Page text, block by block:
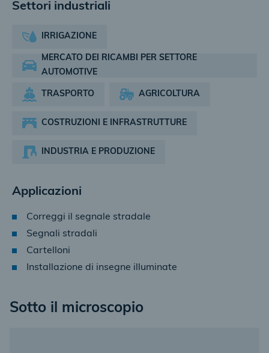
Settori industriali
IRRIGAZIONE
MERCATO DEI RICAMBI PER SETTORE
AUTOMOTIVE
TRASPORTO AGRICOLTURA
COSTRUZIONI E INFRASTRUTTURE
INDUSTRIA E PRODUZIONE
Applicazioni
Correggi il segnale stradale
Segnali stradali
Cartelloni
Installazione di insegne illuminate
Sotto il microscopio